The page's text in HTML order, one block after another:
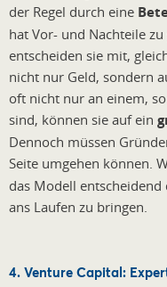
der Regel durch eine
hat Vor- und Nachteile
entscheiden sie mit,
nicht nur Geld, sondern
oft nicht nur an einem,
sind, können sie auf ein
Dennoch müssen
Seite umgehen können.
das Modell entscheidend
ans Laufen zu bringen.
4. Venture Capital: